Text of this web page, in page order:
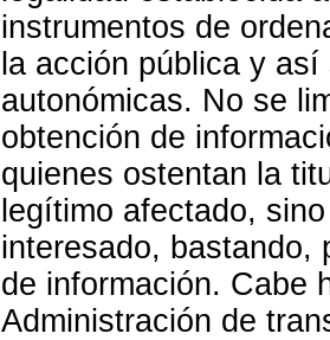
instrumentos de
la acción pública y
autonómicas. No se
obtención de
quienes ostentan la
legítimo afectado,
interesado, bastando,
de información. Cabe
Administración de